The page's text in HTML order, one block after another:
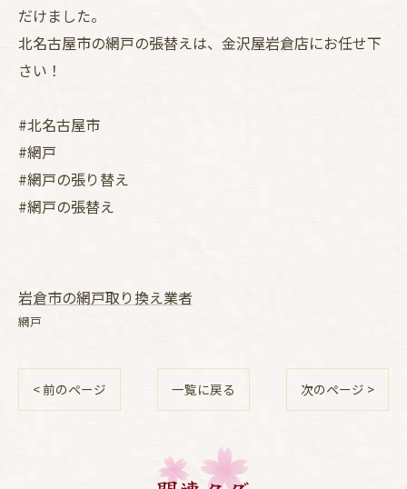
だけました。
北名古屋市の網戸の張替えは、金沢屋岩倉店にお任せ下
さい！
#北名古屋市
#網戸
#網戸の張り替え
#網戸の張替え
岩倉市の網戸取り換え業者
網戸
< 前のページ 一覧に戻る 次のページ >